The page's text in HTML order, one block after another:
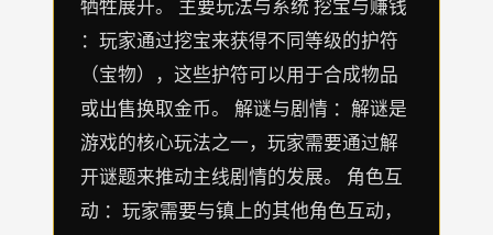
牺牲展开。 主要玩法与系统 挖宝与赚钱
：玩家通过挖宝来获得不同等级的护符
（宝物），这些护符可以用于合成物品
或出售换取金币。 解谜与剧情 ：解谜是
游戏的核心玩法之一，玩家需要通过解
开谜题来推动主线剧情的发展。 角色互
动 ：玩家需要与镇上的其他角色互动，